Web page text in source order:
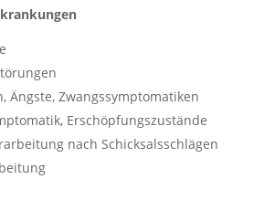
Ängste, Zwangssymptomatiken
Erschöpfungszustände
nach Schicksalsschlägen